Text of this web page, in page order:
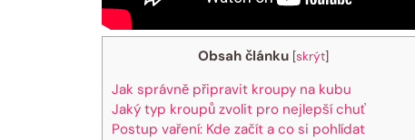
Obsah článku [skrýt]
Jak správně připravit kroupy na kubu
Jaký typ kroupů zvolit pro nejlepší chuť
Postup vaření: Kde začít a co si pohlídat